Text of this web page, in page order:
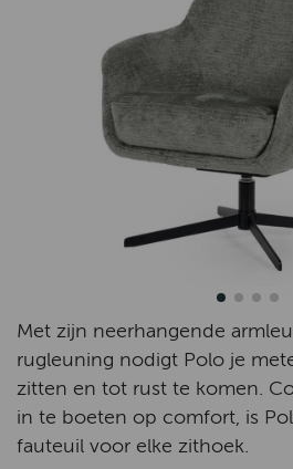
Met zijn neerhangende
rugleuning nodigt Polo je
zitten en tot rust te komen.
in te boeten op comfort, is
fauteuil voor elke zithoek.